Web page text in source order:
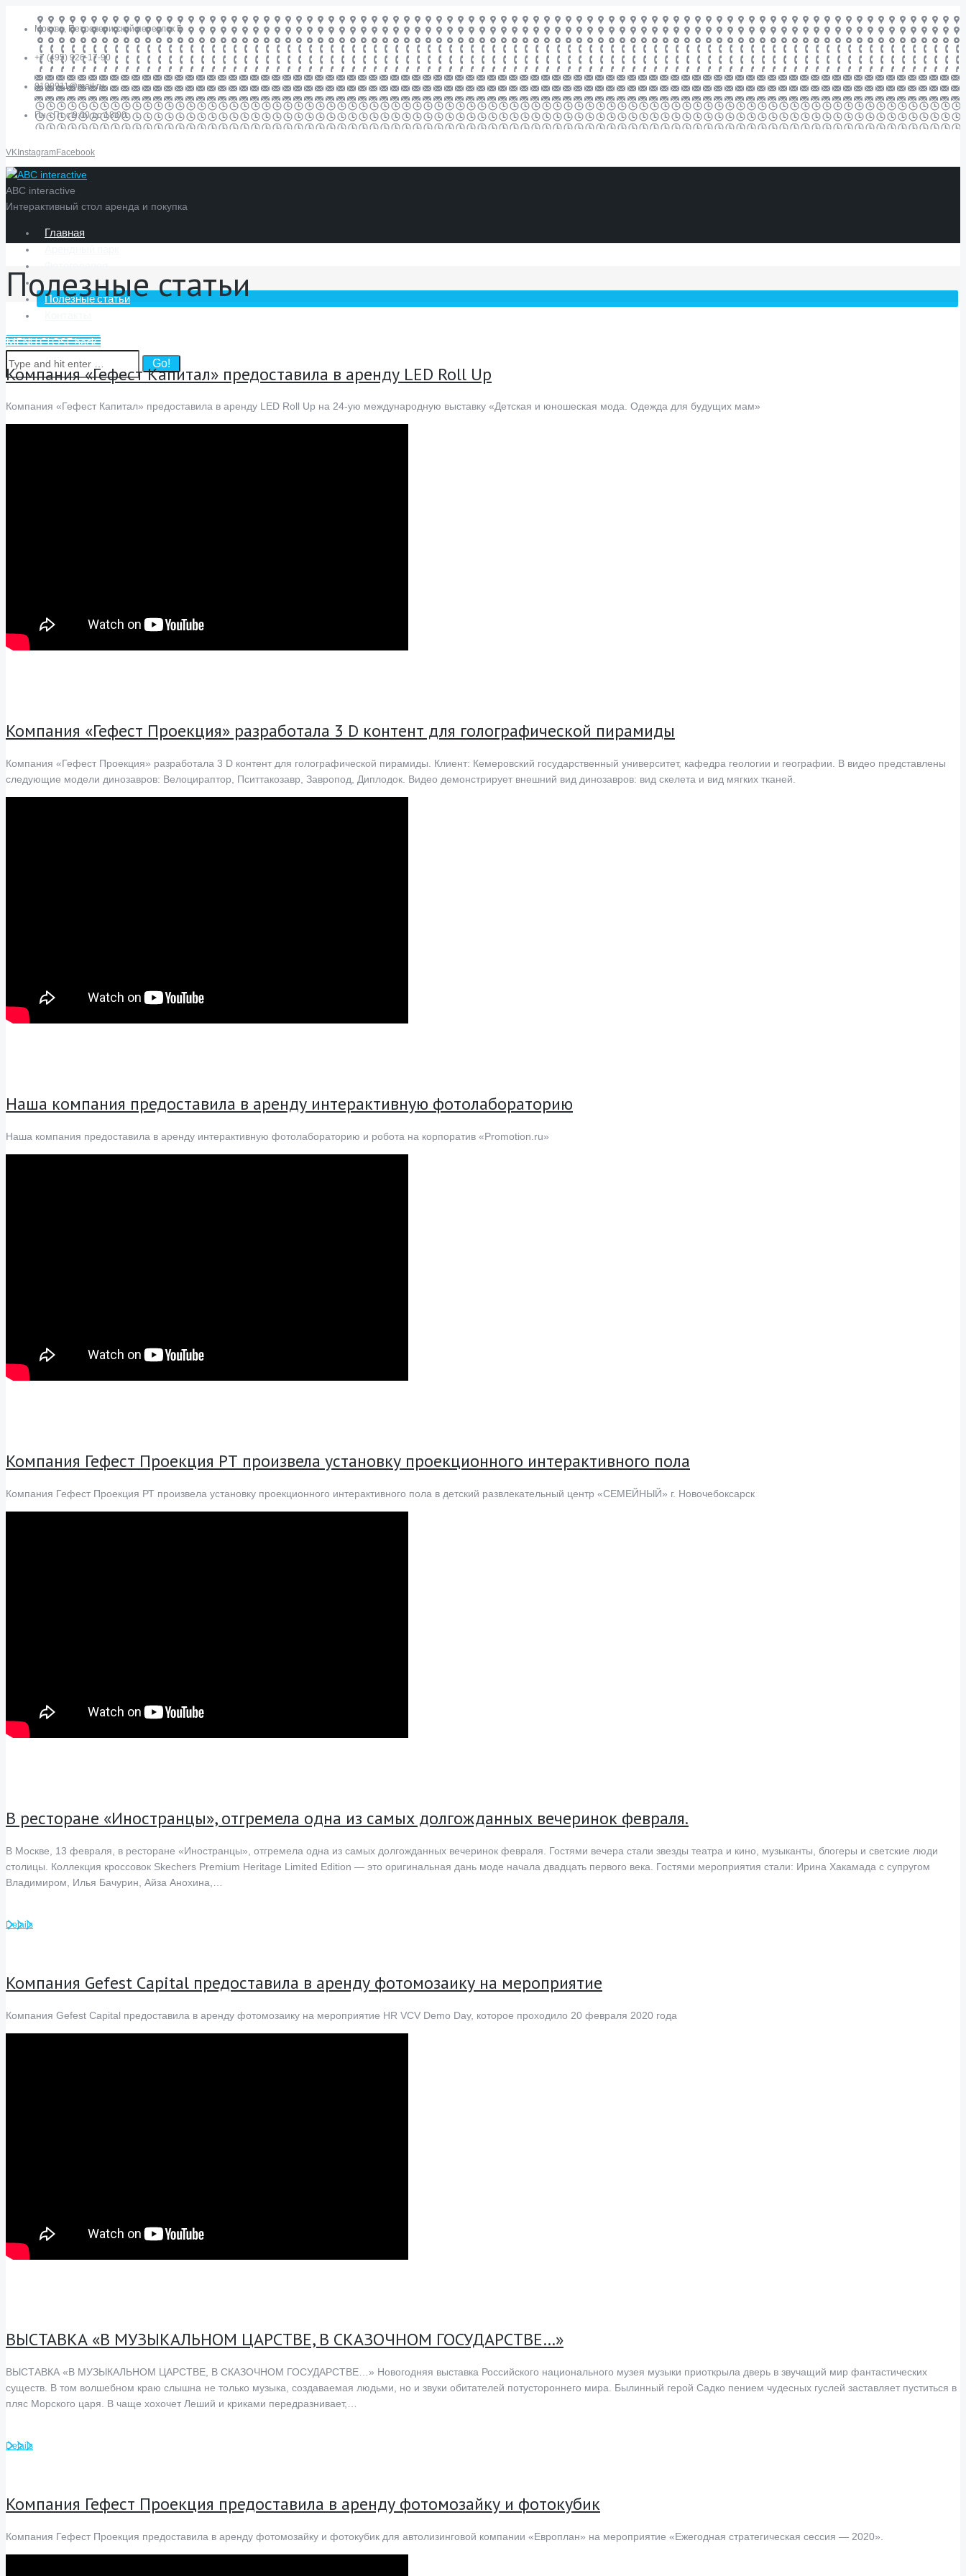
Москва, Петроверигский переулок 5
+7 (495) 926-17-90
9100911@mail.ru
Пн - Пт с 9:00 до 18:00
VK InstagramFacebook
ABC interactive
Интерактивный стол аренда и покупка
Главная
Производство
Полезные статьи
MENUCLOSEback
Полезные статьи
Компания «Гефест Капитал» предоставила в аренду LED Roll Up
Компания «Гефест Капитал» предоставила в аренду LED Roll Up на 24-ую международную выставку «Детская и юношеская мода. Одежда для будущих мам»
Компания «Гефест Проекция» разработала 3 D контент для голографической пирамиды
Компания «Гефест Проекция» разработала 3 D контент для голографической пирамиды. Клиент: Кемеровский государственный университет, кафедра геологии и географии. В видео представлены
следующие модели динозавров: Велоцираптор, Пситтакозавр, Завропод, Диплодок. Видео демонстрирует внешний вид динозавров: вид скелета и вид мягких тканей.
Наша компания предоставила в аренду интерактивную фотолабораторию
Наша компания предоставила в аренду интерактивную фотолабораторию и робота на корпоратив «Promotion.ru»
Компания Гефест Проекция РТ произвела установку проекционного интерактивного пола
Компания Гефест Проекция РТ произвела установку проекционного интерактивного пола в детский развлекательный центр «СЕМЕЙНЫЙ» г. Новочебоксарск
В ресторане «Иностранцы», отгремела одна из самых долгожданных вечеринок февраля.
В Москве, 13 февраля, в ресторане «Иностранцы», отгремела одна из самых долгожданных вечеринок февраля. Гостями вечера стали звезды театра и кино, музыканты, блогеры и светские люди
столицы. Коллекция кроссовок Skechers Premium Heritage Limited Edition — это оригинальная дань моде начала двадцать первого века. Гостями мероприятия стали: Ирина Хакамада с супругом
Владимиром, Илья Бачурин, Айза Анохина,…
Details
Компания Gefest Capital предоставила в аренду фотомозаику на мероприятие
Компания Gefest Capital предоставила в аренду фотомозаику на мероприятие HR VCV Demo Day, которое проходило 20 февраля 2020 года
ВЫСТАВКА «В МУЗЫКАЛЬНОМ ЦАРСТВЕ, В СКАЗОЧНОМ ГОСУДАРСТВЕ…»
ВЫСТАВКА «В МУЗЫКАЛЬНОМ ЦАРСТВЕ, В СКАЗОЧНОМ ГОСУДАРСТВЕ…» Новогодняя выставка Российского национального музея музыки приоткрыла дверь в звучащий мир фантастических
существ. В том волшебном краю слышна не только музыка, создаваемая людьми, но и звуки обитателей потустороннего мира. Былинный герой Садко пением чудесных гуслей заставляет пуститься в
пляс Морского царя. В чаще хохочет Леший и криками передразнивает,…
Details
Компания Гефест Проекция предоставила в аренду фотомозайку и фотокубик
Компания Гефест Проекция предоставила в аренду фотомозайку и фотокубик для автолизинговой компании «Европлан» на мероприятие «Ежегодная стратегическая сессия — 2020».